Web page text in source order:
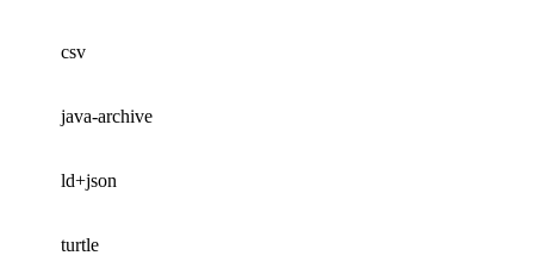
csv
java-archive
ld+json
turtle